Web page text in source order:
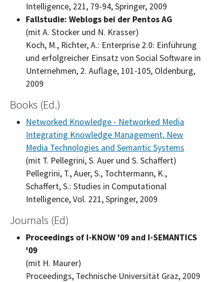
Intelligence, 221, 79-94, Springer, 2009
Fallstudie: Weblogs bei der Pentos AG
(mit A. Stocker und N. Krasser)
Koch, M., Richter, A.: Enterprise 2.0: Einführung
und erfolgreicher Einsatz von Social Software in
Unternehmen, 2. Auflage, 101-105, Oldenburg,
2009
Books (Ed.)
Networked Knowledge - Networked Media
Integrating Knowledge Management, New
Media Technologies and Semantic Systems
(mit T. Pellegrini, S. Auer und S. Schaffert)
Pellegrini, T., Auer, S., Tochtermann, K.,
Schaffert, S.: Studies in Computational
Intelligence, Vol. 221,Springer, 2009
Journals (Ed)
Proceedings of I-KNOW '09 and I-SEMANTICS
'09
(mit H. Maurer)
Proceedings, Technische Universität Graz, 2009